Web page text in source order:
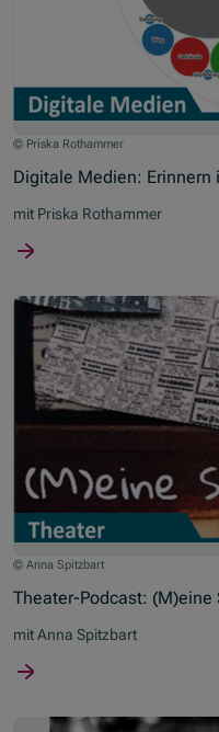
© Priska Rothammer
Digitale Medien: Erinnern
mit Priska Rothammer
© Anna Spitzbart
Theater-Podcast: (M)eine
mit Anna Spitzbart